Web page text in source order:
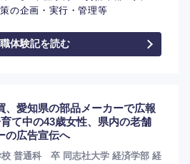
択する
の企画・実行・管理等
体験記を読む
、愛知県の部品メーカーで広報
て中の43歳女性、県内の老舗
の広告宣伝へ
校 普通科 卒 同志社大学 経済学部 経